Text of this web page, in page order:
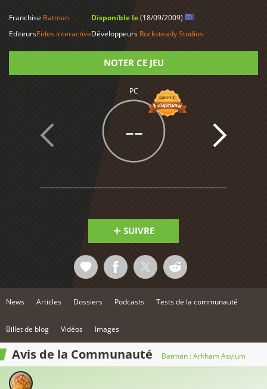
Franchise Batman
EditeursEidos interactive
Disponible le(18/09/2009)
Développeurs Rocksteady Studios
NOTER CE JEU
PC
--
SUIVRE
News Articles Dossiers Podcasts Tests de la communauté
Billet de blog Vidéos Images
Avis de la Communauté Batman : Arkham Asylum